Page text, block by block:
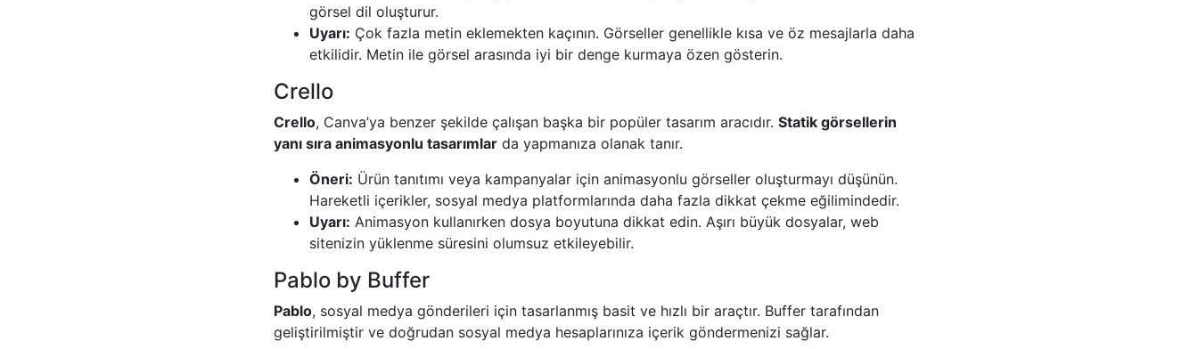
görsel dil oluşturur.
Uyarı: Çok fazla metin eklemekten kaçının. Görseller genellikle kısa ve öz mesajlarla daha
etkilidir. Metin ile görsel arasında iyi bir denge kurmaya özen gösterin.
Crello
Crello, Canva’ya benzer şekilde çalışan başka bir popüler tasarım aracıdır. Statik görsellerin
yanı sıra animasyonlu tasarımlar da yapmanıza olanak tanır.
Öneri: Ürün tanıtımı veya kampanyalar için animasyonlu görseller oluşturmayı düşünün.
Hareketli içerikler, sosyal medya platformlarında daha fazla dikkat çekme eğilimindedir.
Uyarı: Animasyon kullanırken dosya boyutuna dikkat edin. Aşırı büyük dosyalar, web
sitenizin yüklenme süresini olumsuz etkileyebilir.
Pablo by Buffer
Pablo, sosyal medya gönderileri için tasarlanmış basit ve hızlı bir araçtır. Buffer tarafından
geliştirilmiştir ve doğrudan sosyal medya hesaplarınıza içerik göndermenizi sağlar.